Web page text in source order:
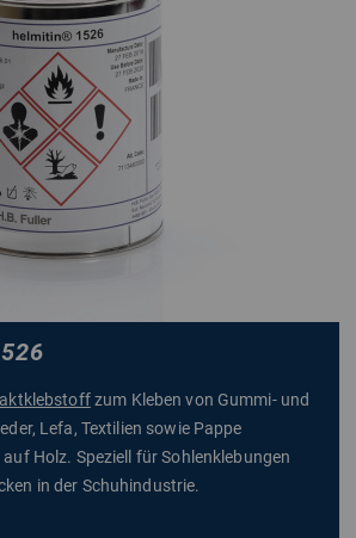
zum Kleben von Gummi- und
Lefa, Textilien sowie Pappe
Holz. Speziell für Sohlenklebungen
in der Schuhindustrie.